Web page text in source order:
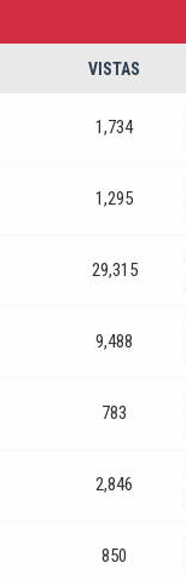
VISTAS
1,734
1,295
29,315
9,488
783
2,846
850